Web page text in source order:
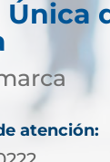
atención: